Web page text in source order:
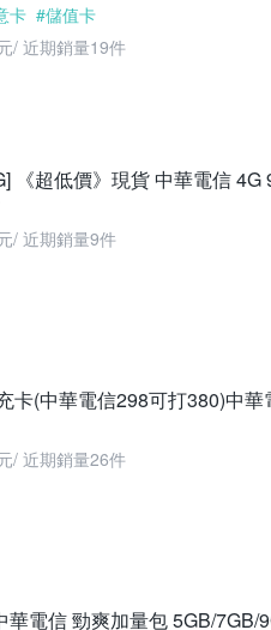
卡 #儲值卡
/ 近期銷量19件
《超低價》現貨 中華電信
/ 近期銷量9件
卡(中華電信298可打380)中
/ 近期銷量26件
華電信 勁爽加量包 5GB/